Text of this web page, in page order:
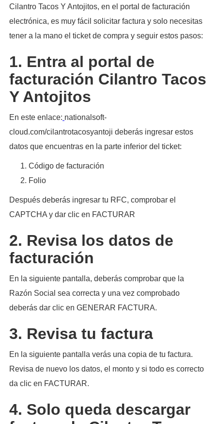
Cilantro Tacos Y Antojitos, en el portal de facturación
electrónica, es muy fácil solicitar factura y solo necesitas
tener a la mano el ticket de compra y seguir estos pasos:​
1. Entra al portal de
facturación Cilantro Tacos
Y Antojitos
En este enlace: nationalsoft-
cloud.com/cilantrotacosyantoji deberás ingresar estos
datos que encuentras en la parte inferior del ticket:
Código de facturación
Folio
Después deberás ingresar tu RFC, comprobar el
CAPTCHA y dar clic en FACTURAR
2. Revisa los datos de
facturación
En la siguiente pantalla, deberás comprobar que la
Razón Social sea correcta y una vez comprobado
deberás dar clic en GENERAR FACTURA.
3. Revisa tu factura
En la siguiente pantalla verás una copia de tu factura.
Revisa de nuevo los datos, el monto y si todo es correcto
da clic en FACTURAR.
4. Solo queda descargar